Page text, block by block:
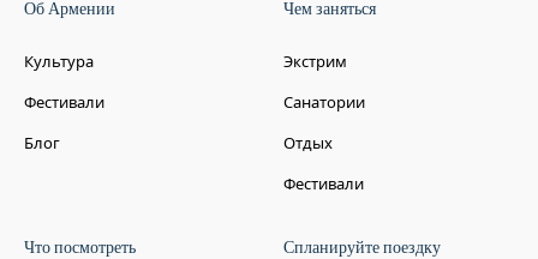
Об Армении
Культура
Фестивали
Блог
Чем заняться
Экстрим
Санатории
Отдых
Фестивали
Что посмотреть Спланируйте поездку